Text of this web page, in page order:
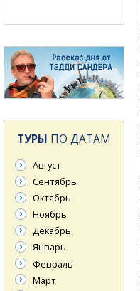
ТУРЫ ПО ДАТАМ
Август
Сентябрь
Октябрь
Ноябрь
Декабрь
Январь
Февраль
Март